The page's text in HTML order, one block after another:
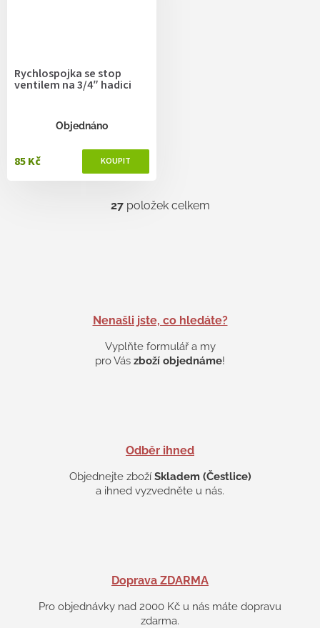
Rychlospojka se stop
ventilem na 3/4″ hadici
Objednáno
85 Kč
O
p
v
k
s
u
27položek celkem
Nenašli jste, co hledáte?
Vyplňte formulář a my
pro Vás zboží objednáme!
Odběr ihned
Objednejte zboží Skladem (Čestlice)
a ihned vyzvedněte u nás.
Doprava ZDARMA
Pro objednávky nad 2000 Kč u nás máte dopravu
zdarma.